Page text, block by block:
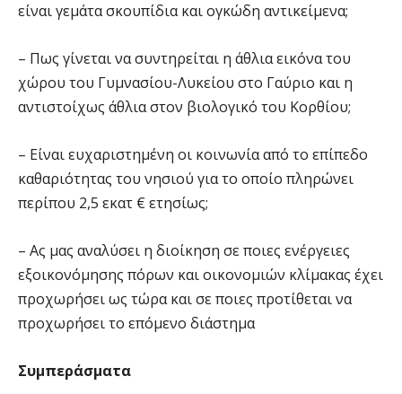
είναι γεμάτα σκουπίδια και ογκώδη αντικείμενα;
– Πως γίνεται να συντηρείται η άθλια εικόνα του
χώρου του Γυμνασίου-Λυκείου στο Γαύριο και η
αντιστοίχως άθλια στον βιολογικό του Κορθίου;
– Είναι ευχαριστημένη οι κοινωνία από το επίπεδο
καθαριότητας του νησιού για το οποίο πληρώνει
περίπου 2,5 εκατ € ετησίως;
– Ας μας αναλύσει η διοίκηση σε ποιες ενέργειες
εξοικονόμησης πόρων και οικονομιών κλίμακας έχει
προχωρήσει ως τώρα και σε ποιες προτίθεται να
προχωρήσει το επόμενο διάστημα
Συμπεράσματα